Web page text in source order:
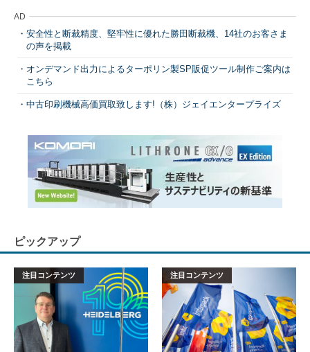
AD
安全性と断裁精度、堅牢性に優れた勝田断裁機、14社のお客さま
の声を掲載
オンデマンド出力によるターポリン製SP販促ツール制作ご案内は
こちら
中古印刷機械高価買取致します!（株）ジェイエンタープライズ
ピックアップ
注目コンテンツ 注目コンテンツ